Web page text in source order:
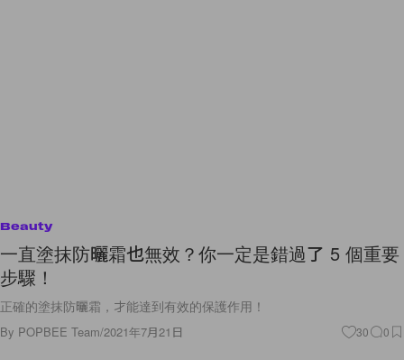
Beauty
一直塗抹防曬霜也無效？你一定是錯過了 5 個重要
步驟！
正確的塗抹防曬霜，才能達到有效的保護作用！
By POPBEE Team/2021年7月21日 30 0